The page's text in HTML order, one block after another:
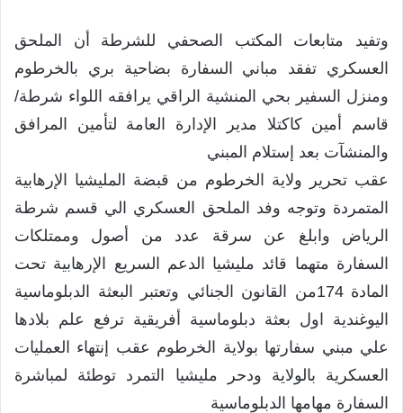
وتفيد متابعات المكتب الصحفي للشرطة أن الملحق
العسكري تفقد مباني السفارة بضاحية بري بالخرطوم
ومنزل السفير بحي المنشية الراقي يرافقه اللواء شرطة/
قاسم أمين كاكتلا مدير الإدارة العامة لتأمين المرافق
والمنشآت بعد إستلام المبني
عقب تحرير ولاية الخرطوم من قبضة المليشيا الإرهابية
المتمردة وتوجه وفد الملحق العسكري الي قسم شرطة
الرياض وابلغ عن سرقة عدد من أصول وممتلكات
السفارة متهما قائد مليشيا الدعم السريع الإرهابية تحت
المادة 174من القانون الجنائي وتعتبر البعثة الدبلوماسية
اليوغندية اول بعثة دبلوماسية أفريقية ترفع علم بلادها
علي مبني سفارتها بولاية الخرطوم عقب إنتهاء العمليات
العسكرية بالولاية ودحر مليشيا التمرد توطئة لمباشرة
السفارة مهامها الدبلوماسية